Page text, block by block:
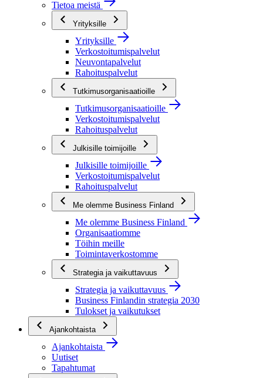
Tietoa meistä
Yrityksille
Yrityksille
Verkostoitumispalvelut
Neuvontapalvelut
Rahoituspalvelut
Tutkimusorganisaatioille
Tutkimusorganisaatioille
Verkostoitumispalvelut
Rahoituspalvelut
Julkisille toimijoille
Julkisille toimijoille
Verkostoitumispalvelut
Rahoituspalvelut
Me olemme Business Finland
Me olemme Business Finland
Organisaatiomme
Töihin meille
Toimintaverkostomme
Strategia ja vaikuttavuus
Strategia ja vaikuttavuus
Business Finlandin strategia 2030
Tulokset ja vaikutukset
Ajankohtaista
Ajankohtaista
Uutiset
Tapahtumat